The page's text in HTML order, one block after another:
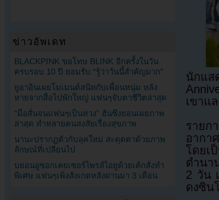
นักแ
เขาแ
ราย
อากา
โดยเ
ตำนา
2 วัน
ดงซิน
ข่าวอัพเดท
BLACKPINK ขอโทษ BLINK อีกครั้งในวัน
ครบรอบ 10 ปี ยอมรับ “รู้ว่าวันนี้สำคัญมาก”
ยูอาอินเผยโมเมนต์สนิทกับเพื่อนหนุ่ม หลัง
หายจากสื่อไปพักใหญ่ แฟนๆจับตาชีวิตล่าสุด
“มือสั่นจนแฟนๆเป็นห่วง” ฮันซึงยอนเผยภาพ
ล่าสุด ทำหลายคนสงสัยเรื่องสุขภาพ
นานะปรากฏตัวกับลุคใหม่ สะดุดตาด้วยภาพ
ลักษณ์ที่เปลี่ยนไป
บยอนอูซอกเคยเซอร์ไพรส์ไอยูด้วยเค้กสั่งทำ
พิเศษ แฟนๆเพิ่งสังเกตหลังผ่านมา 3 เดือน